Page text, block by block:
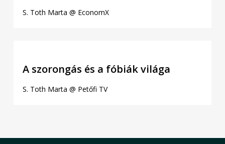
S. Toth Marta @ EconomX
A szorongás és a fóbiák világa
S. Toth Marta @ Petőfi TV